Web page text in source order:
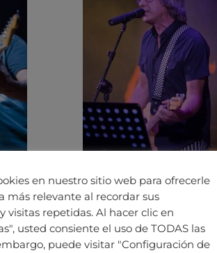
en nuestro sitio web para ofrecerle
más relevante al recordar sus
visitas repetidas. Al hacer clic en
usted consiente el uso de TODAS las
puede visitar "Configuración de